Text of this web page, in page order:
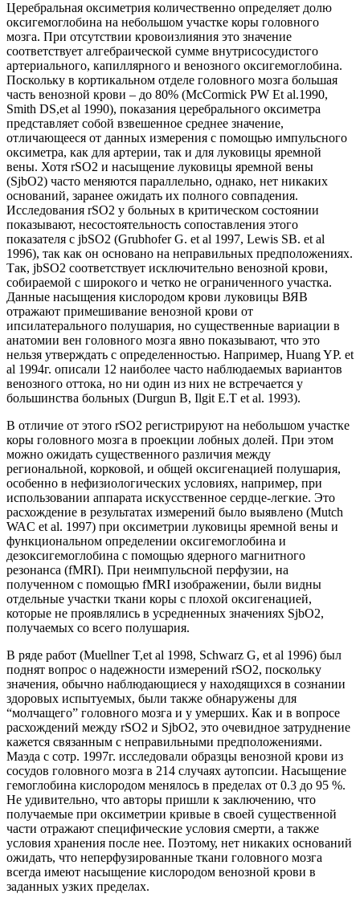
Церебральная оксиметрия количественно определяет долю
оксигемоглобина на небольшом участке коры головного
мозга. При отсутствии кровоизлияния это значение
соответствует алгебраической сумме внутрисосудистого
артериального, капиллярного и венозного оксигемоглобина.
Поскольку в кортикальном отделе головного мозга большая
часть венозной крови – до 80% (McCormick PW Et al.1990,
Smith DS,et al 1990), показания церебрального оксиметра
представляет собой взвешенное среднее значение,
отличающееся от данных измерения с помощью импульсного
оксиметра, как для артерии, так и для луковицы яремной
вены. Хотя rSO2 и насыщение луковицы яремной вены
(SjbO2) часто меняются параллельно, однако, нет никаких
оснований, заранее ожидать их полного совпадения.
Исследования rSO2 у больных в критическом состоянии
показывают, несостоятельность сопоставления этого
показателя с jbSO2 (Grubhofer G. et al 1997, Lewis SB. et al
1996), так как он основано на неправильных предположениях.
Так, jbSO2 соответствует исключительно венозной крови,
собираемой с широкого и четко не ограниченного участка.
Данные насыщения кислородом крови луковицы ВЯВ
отражают примешивание венозной крови от
ипсилатерального полушария, но существенные вариации в
анатомии вен головного мозга явно показывают, что это
нельзя утверждать с определенностью. Например, Huang YP. et
al 1994г. описали 12 наиболее часто наблюдаемых вариантов
венозного оттока, но ни один из них не встречается у
большинства больных (Durgun B, Ilgit E.T et al. 1993).
В отличие от этого rSO2 регистрируют на небольшом участке
коры головного мозга в проекции лобных долей. При этом
можно ожидать существенного различия между
региональной, корковой, и общей оксигенацией полушария,
особенно в нефизиологических условиях, например, при
использовании аппарата искусственное сердце-легкие. Это
расхождение в результатах измерений было выявлено (Mutch
WAC et al. 1997) при оксиметрии луковицы яремной вены и
функциональном определении оксигемоглобина и
дезоксигемоглобина с помощью ядерного магнитного
резонанса (fMRI). При неимпульсной перфузии, на
полученном с помощью fMRI изображении, были видны
отдельные участки ткани коры с плохой оксигенацией,
которые не проявлялись в усредненных значениях SjbO2,
получаемых со всего полушария.
В ряде работ (Muellner T,et al 1998, Schwarz G, et al 1996) был
поднят вопрос о надежности измерений rSO2, поскольку
значения, обычно наблюдающиеся у находящихся в сознании
здоровых испытуемых, были также обнаружены для
“молчащего” головного мозга и у умерших. Как и в вопросе
расхождений между rSO2 и SjbO2, это очевидное затруднение
кажется связанным с неправильными предположениями.
Маэда с сотр. 1997г. исследовали образцы венозной крови из
сосудов головного мозга в 214 случаях аутопсии. Насыщение
гемоглобина кислородом менялось в пределах от 0.3 до 95 %.
Не удивительно, что авторы пришли к заключению, что
получаемые при оксиметрии кривые в своей существенной
части отражают специфические условия смерти, а также
условия хранения после нее. Поэтому, нет никаких оснований
ожидать, что неперфузированные ткани головного мозга
всегда имеют насыщение кислородом венозной крови в
заданных узких пределах.